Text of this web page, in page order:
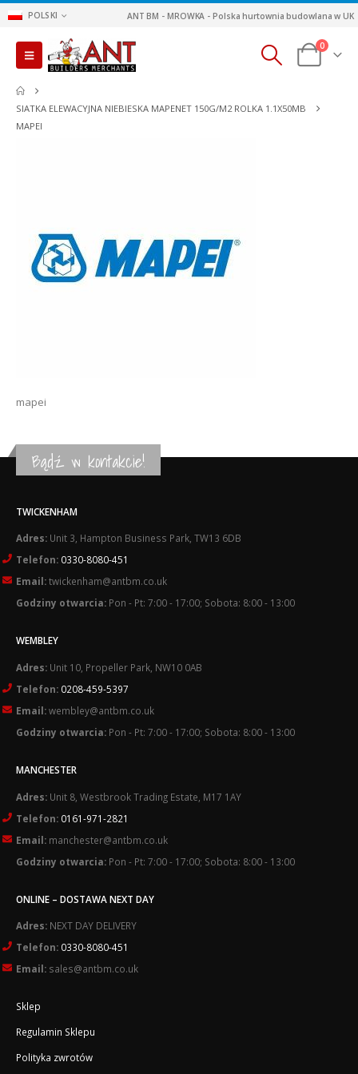
POLSKI ANT BM - MROWKA - Polska hurtownia budowlana w UK
0
SIATKA ELEWACYJNA NIEBIESKA MAPENET 150G/M2 ROLKA 1.1X50MB
MAPEI
mapei
Bądź w kontakcie!
TWICKENHAM
Adres: Unit 3, Hampton Business Park, TW13 6DB
Telefon: 0330-8080-451
Email:twickenham@antbm.co.uk
Godziny otwarcia: Pon - Pt: 7:00 - 17:00; Sobota: 8:00 - 13:00
WEMBLEY
Adres: Unit 10, Propeller Park, NW10 0AB
Telefon: 0208-459-5397
Email:wembley@antbm.co.uk
Godziny otwarcia: Pon - Pt: 7:00 - 17:00; Sobota: 8:00 - 13:00
MANCHESTER
Adres: Unit 8, Westbrook Trading Estate, M17 1AY
Telefon: 0161-971-2821
Email: manchester@antbm.co.uk
Godziny otwarcia: Pon - Pt: 7:00 - 17:00; Sobota: 8:00 - 13:00
ONLINE – DOSTAWA NEXT DAY
Adres: NEXT DAY DELIVERY
Telefon: 0330-8080-451
Email: sales@antbm.co.uk
Sklep
Regulamin Sklepu
Polityka zwrotów